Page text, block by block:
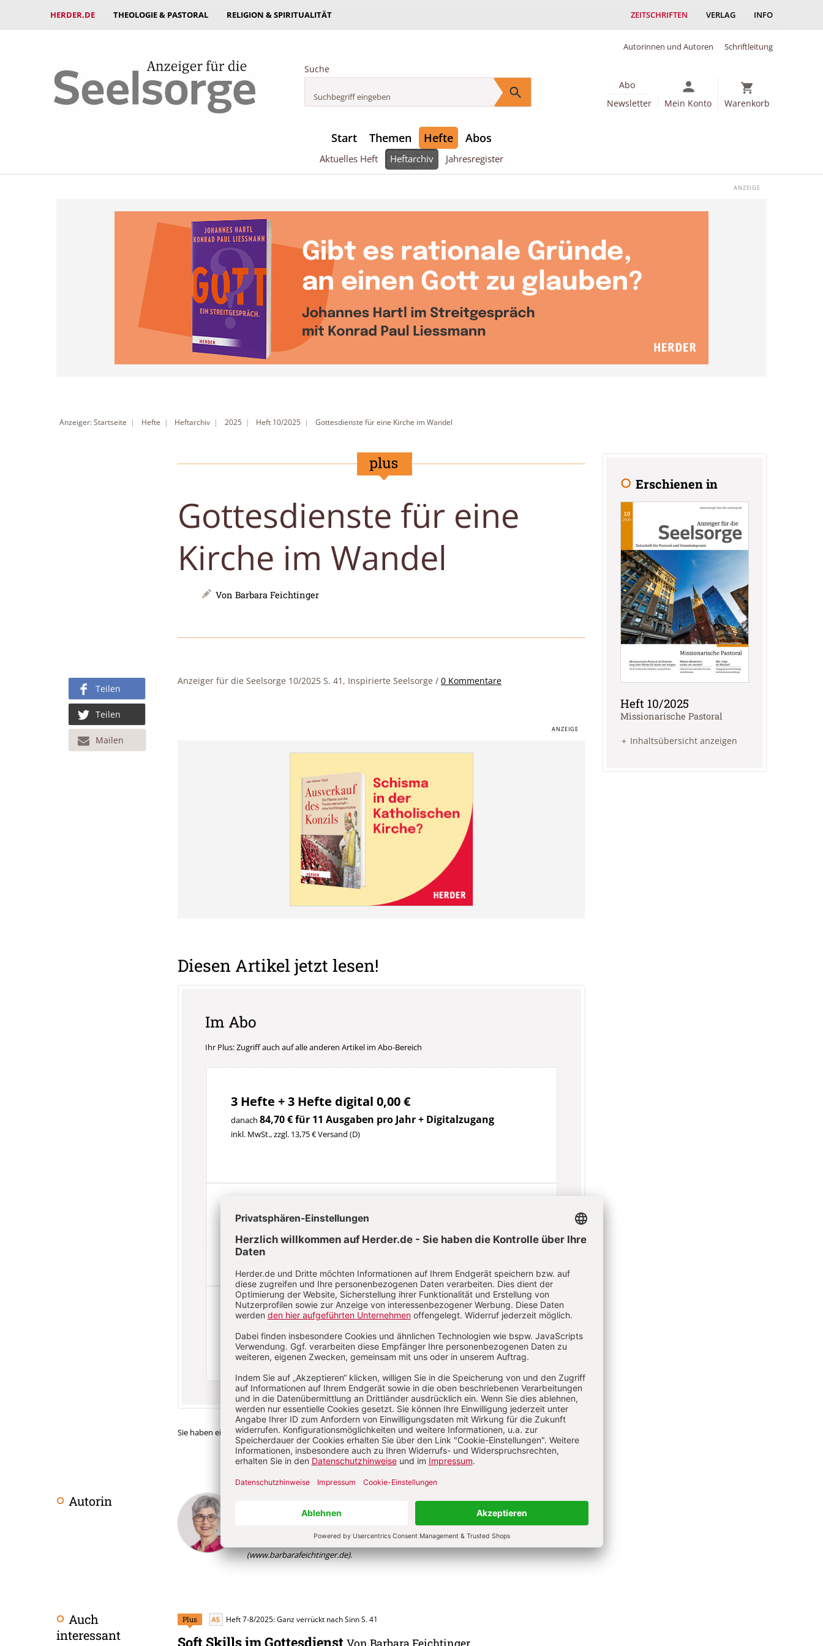
HERDER.DE THEOLOGIE & PASTORAL RELIGION & SPIRITUALITÄT ZEITSCHRIFTEN VERLAG INFO
Autorinnen und Autoren Schriftleitung
Suche
Abo
Newsletter
Mein Konto Warenkorb
Start Themen Hefte Abos
Aktuelles Heft Heftarchiv Jahresregister
Anzeiger: Startseite Hefte Heftarchiv 2025 Heft 10/2025 Gottesdienste für eine Kirche im Wandel
Gottesdienste für eine
Kirche im Wandel
Von Barbara Feichtinger
Anzeiger für die Seelsorge 10/2025 S. 41, Inspirierte Seelsorge / 0 Kommentare
Diesen Artikel jetzt lesen!
Im Abo
Ihr Plus: Zugriff auch auf alle anderen Artikel im Abo-Bereich
3 Hefte + 3 Hefte digital 0,00 €
danach 84,70 € für 11 Ausgaben pro Jahr + Digitalzugang
inkl. MwSt., zzgl. 13,75 € Versand (D)
Im Abo
Sie haben ein Abonnement? Anmelden
Teilen
Teilen
Mailen
Überschrift
Autorin
Dr. theol., ist Liturgiewissenschaftlerin, systematische Organisationsberaterin und Coach. Als
Dozentin für Liturgie und als Kirchenentwicklerin gibt sie Erfahrungen weiter
(www.barbarafeichtinger.de).
Auch
interessant
Plus Heft 7-8/2025: Ganz verrückt nach Sinn S. 41
Soft Skills im Gottesdienst
Erschienen in
Heft 10/2025
:
Missionarische Pastoral
Inhaltsübersicht anzeigen